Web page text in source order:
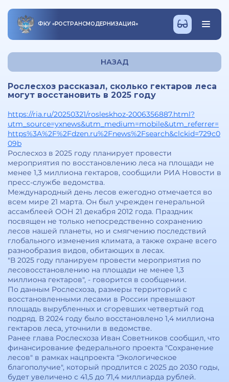
ФКУ «РОСТРАНСМОДЕРНИЗАЦИЯ»
НАЗАД
Рослесхоз рассказал, сколько гектаров леса
могут восстановить в 2025 году
https://ria.ru/20250321/rosleskhoz-2006356887.html?
utm_source=yxnews&utm_medium=mobile&utm_referrer=
https%3A%2F%2Fdzen.ru%2Fnews%2Fsearch&clckid=729c0
09b
Рослесхоз в 2025 году планирует провести
мероприятия по восстановлению леса на площади не
менее 1,3 миллиона гектаров, сообщили РИА Новости в
пресс-службе ведомства.
Международный день лесов ежегодно отмечается во
всем мире 21 марта. Он был учрежден генеральной
ассамблеей ООН 21 декабря 2012 года. Праздник
посвящен не только непосредственно сохранению
лесов нашей планеты, но и смягчению последствий
глобального изменения климата, а также охране всего
разнообразия видов, обитающих в лесах.
"В 2025 году планируем провести мероприятия по
лесовосстановлению на площади не менее 1,3
миллиона гектаров", - говорится в сообщении.
По данным Рослесхоза, размеры территорий с
восстановленными лесами в России превышают
площадь вырубленных и сгоревших четвертый год
подряд. В 2024 году было восстановлено 1,4 миллиона
гектаров леса, уточнили в ведомстве.
Ранее глава Рослесхоза Иван Советников сообщил, что
финансирование федерального проекта "Сохранение
лесов" в рамках нацпроекта "Экологическое
благополучие", который продлится с 2025 до 2030 годы,
будет увеличено с 41,5 до 71,4 миллиарда рублей.